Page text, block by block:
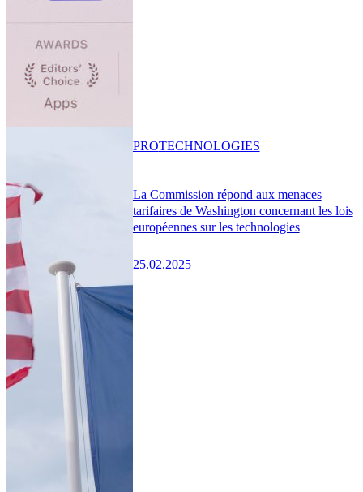
La Commission répond aux menaces
tarifaires de Washington concernant les lois
européennes sur les technologies
25.02.2025
PROTECHNOLOGIES